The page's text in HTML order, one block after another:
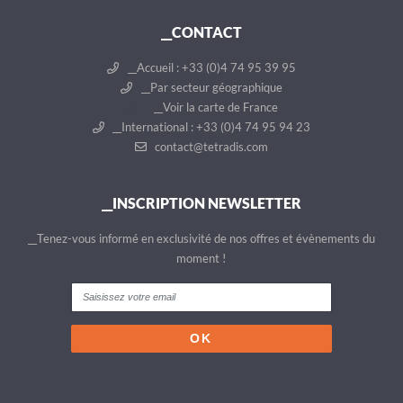
__CONTACT
__Accueil : +33 (0)4 74 95 39 95
__Par secteur géographique
__Voir la carte de France
__International : +33 (0)4 74 95 94 23
contact@tetradis.com
__INSCRIPTION NEWSLETTER
__Tenez-vous informé en exclusivité de nos offres et évènements du
moment !